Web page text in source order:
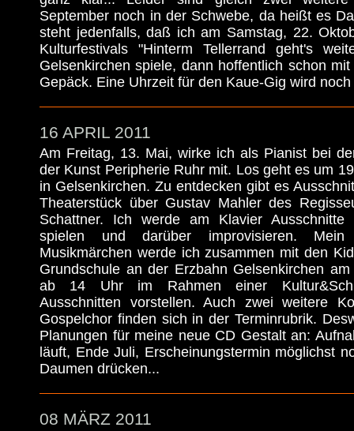
September noch in der Schwebe, da heißt es
steht jedenfalls, daß ich am Samstag, 22.
Kulturfestivals "Hinterm Tellerrand geht's
Gelsenkirchen spiele, dann hoffentlich schon
Gepäck. Eine Uhrzeit für den Kaue-Gig wird
16 APRIL 2011
Am Freitag, 13. Mai, wirke ich als Pianist bei
der Kunst Peripherie Ruhr mit. Los geht es um
in Gelsenkirchen. Zu entdecken gibt es
Theaterstück über Gustav Mahler des
Schattner. Ich werde am Klavier Ausschnitte
spielen und darüber improvisieren. Mein
Musikmärchen werde ich zusammen mit den
Grundschule an der Erzbahn Gelsenkirchen
ab 14 Uhr im Rahmen einer
Ausschnitten vorstellen. Auch zwei weitere
Gospelchor finden sich in der Terminrubrik.
Planungen für meine neue CD Gestalt an:
läuft, Ende Juli, Erscheinungstermin möglichst
Daumen drücken...
08 MÄRZ 2011